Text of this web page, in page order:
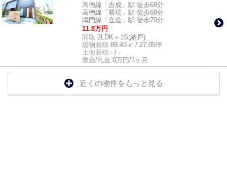
高徳線「吉成」駅 徒歩68分
高徳線「勝瑞」駅 徒歩68分
鳴門線「立道」駅 徒歩70分
11.8万円
間取:2LDK＋1S(納戸)
建物面積:89.43㎡ / 27.05坪
土地面積:- / -
敷金/礼金:0万円/1ヶ月
近くの物件をもっと見る